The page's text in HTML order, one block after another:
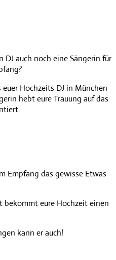
DJ auch noch eine Sängerin für
Hochzeits DJ in München
hebt eure Trauung auf das
Empfang das gewisse Etwas
bekommt eure Hochzeit einen
kann er auch!